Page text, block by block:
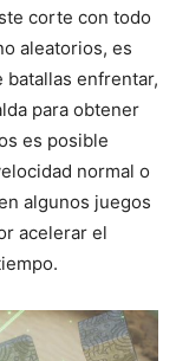
corte con todo
aleatorios, es
enfrentar,
para obtener
es posible
normal o
algunos juegos
acelerar el